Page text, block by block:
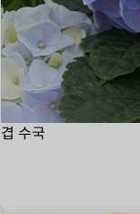
겹 수국